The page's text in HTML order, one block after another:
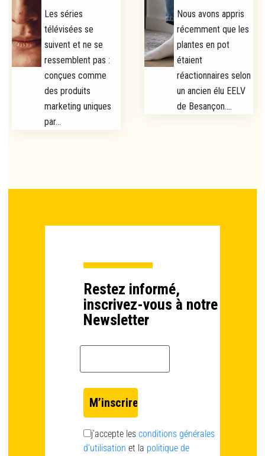
Les séries
télévisées se
suivent et ne se
ressemblent pas :
conçues comme
des produits
marketing uniques
par...
Nous avons appris
récemment que les
plantes en pot
étaient
réactionnaires selon
un ancien élu EELV
de Besançon....
Restez informé,
inscrivez-vous à notre
Newsletter
j’accepte les conditions générales
d’utilisation et la politique de